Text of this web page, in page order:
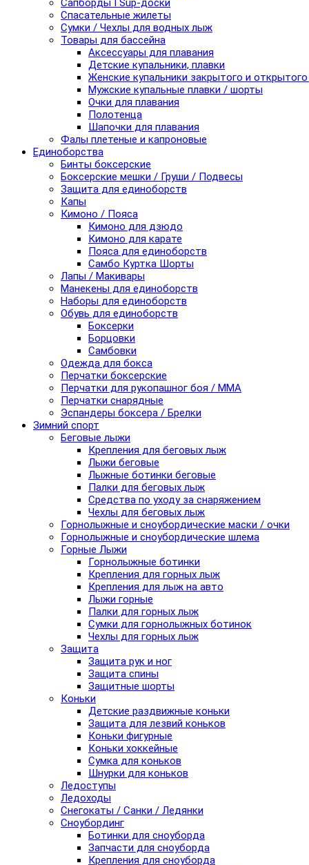
Сапборды I Sup-доски
Спасательные жилеты
Сумки / Чехлы для водных лыж
Товары для бассейна
Аксессуары для плавания
Детские купальники, плавки
Женские купальники закрытого и
Мужские купальные плавки / шорты
Очки для плавания
Полотенца
Шапочки для плавания
Фалы плетеные и капроновые
Единоборства
Бинты боксерские
Боксерские мешки / Груши / Подвесы
Защита для единоборств
Капы
Кимоно / Пояса
Кимоно для дзюдо
Кимоно для карате
Пояса для единоборств
Самбо Куртка Шорты
Лапы / Макивары
Манекены для единоборств
Наборы для единоборств
Обувь для единоборств
Боксерки
Борцовки
Самбовки
Одежда для бокса
Перчатки боксерские
Перчатки для рукопашног боя / ММА
Перчатки снарядные
Эспандеры боксера / Брелки
Зимний спорт
Беговые лыжи
Крепления для беговых лыж
Лыжи беговые
Лыжные ботинки беговые
Палки для беговых лыж
Средства по уходу за снаряжением
Чехлы для беговых лыж
Горнолыжные и сноубордические маски / очки
Горнолыжные и сноубордические шлема
Горные Лыжи
Горнолыжные ботинки
Крепления для горных лыж
Крепления для лыж на авто
Лыжи горные
Палки для горных лыж
Сумки для горнолыжных ботинок
Чехлы для горных лыж
Защита
Защита рук и ног
Защита спины
Защитные шорты
Коньки
Детские раздвижные коньки
Защита для лезвий коньков
Коньки фигурные
Коньки хоккейные
Сумка для коньков
Шнурки для коньков
Ледоступы
Ледоходы
Снегокаты / Санки / Ледянки
Сноубординг
Ботинки для сноуборда
Запчасти для сноуборда
Крепления для сноуборда